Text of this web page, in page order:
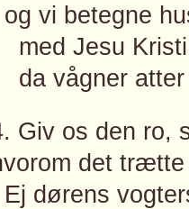
og vi betegne
med Jesu
da vågner atter
Giv os den ro,
det
Ej dørens